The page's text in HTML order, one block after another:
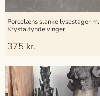
Porcelæns slanke lysestager m.
Krystaltynde vinger
375 kr.